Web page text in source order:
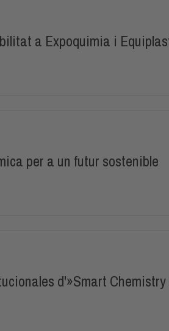
a Expoquimia i
per a un futur sostenible
d'»Smart